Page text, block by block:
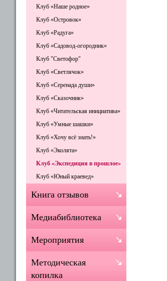
Клуб «Наше родное»
Клуб «Островок»
Клуб «Радуга»
Клуб «Садовод-огородник»
Клуб "Светофор"
Клуб «Светлячок»
Клуб «Серенада души»
Клуб «Сказочник»
Клуб «Читательская инициатива»
Клуб «Умные шашки»
Клуб «Хочу всё знать!»
Клуб «Эколята»
Клуб «Экспедиция в прошлое»
Клуб «Юный краевед»
Книга отзывов
Медиабиблиотека
Мероприятия
Методическая
копилка